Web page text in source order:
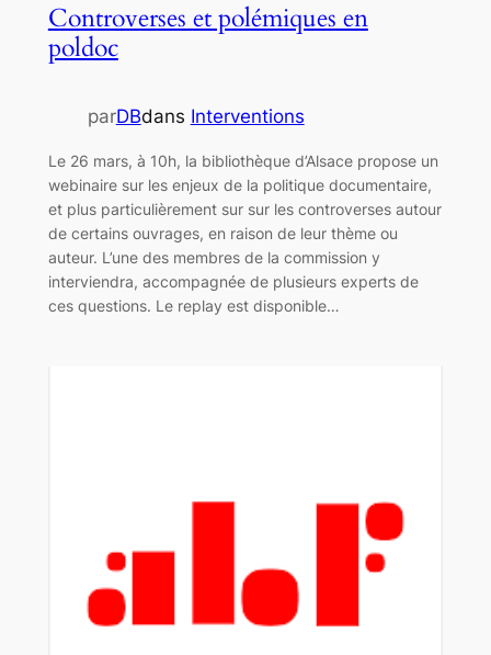
Controverses et polémiques en
poldoc
parDBdans Interventions
Le 26 mars, à 10h, la bibliothèque d’Alsace propose un
webinaire sur les enjeux de la politique documentaire,
et plus particulièrement sur sur les controverses autour
de certains ouvrages, en raison de leur thème ou
auteur. L’une des membres de la commission y
interviendra, accompagnée de plusieurs experts de
ces questions. Le replay est disponible…